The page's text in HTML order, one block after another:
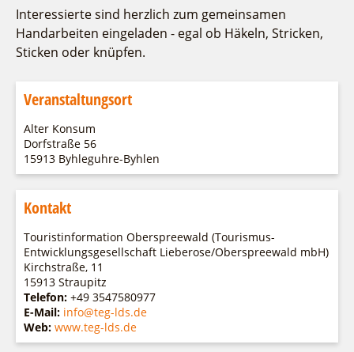
Freizeit und Erholung
Auf & im Wasser
Zu Fuß
Einkaufen
Sehenswertes
Buchbare Angebote
Gruppen
Fremdenverkehrsvereine
Ludwig Leichhardt
Fahrgastschiff
Gastgeberverzeichnis
Gastronomie
Camping
Ferienhaus- und Campingpark „Ludwig
Spreewälder Seecamping
Campingplatz Jessern
Veranstaltungskalender
Veranstaltungshöhepunkte
Wirtschaftsförderung
Bürgerbus
Naturwelt Lieberoser Heide
Q-Gemeinde Schwielochsee
Staatlich anerkannter Erholungsort Goyatz
Mein Brandenburg – Infostelen
Service
Über uns
Team
Aktuelles
Infomaterial
Warenkorb
Interessierte sind herzlich zum gemeinsamen
Handarbeiten eingeladen - egal ob Häkeln, Stricken,
Sticken oder knüpfen.
Veranstaltungsort
Alter Konsum
Dorfstraße 56
15913 Byhleguhre-Byhlen
Kontakt
Touristinformation Oberspreewald (Tourismus-
Entwicklungsgesellschaft Lieberose/Oberspreewald mbH)
Kirchstraße, 11
15913 Straupitz
Telefon: +49 3547580977
E-Mail: info@teg-lds.de
Web: www.teg-lds.de